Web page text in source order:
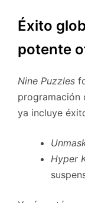
Éxito
potente
Nine Puzzles
programación
ya incluye
Hyper